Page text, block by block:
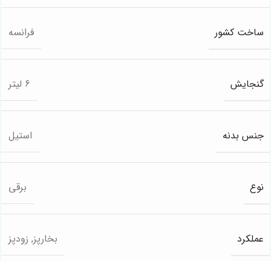
ساخت کشور فرانسه
گنجایش 6 لیتر
جنس بدنه استیل
نوع برقی
عملکرد بخارپز, زودپز